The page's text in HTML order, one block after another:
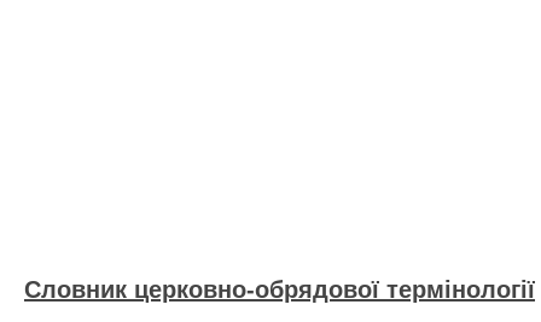
Словник церковно-обрядової термінології